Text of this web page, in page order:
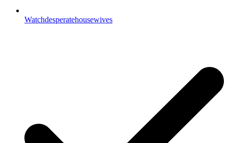
Watchdesperatehousewives